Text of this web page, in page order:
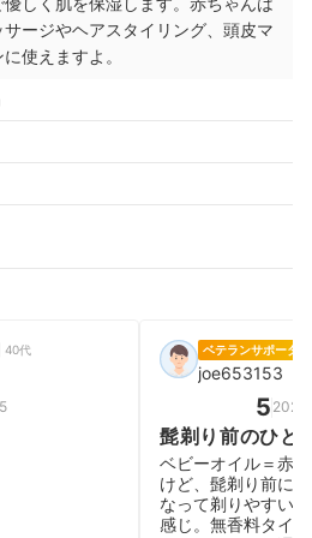
ージやヘアスタイリング、頭皮マ
使えますよ。
40代 ベテランサポーター
joe653153
5
髭剃り前のひと
る。
ベビーオイル＝赤
けど、髭剃り前に
なって剃りやすい
感じ。無香料タイ